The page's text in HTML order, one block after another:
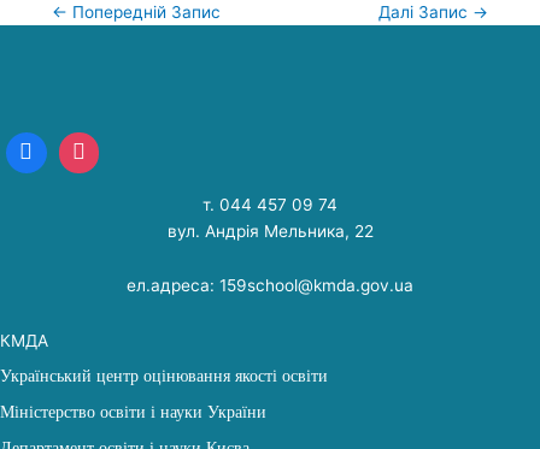
← Попередній Запис Далі Запис →
т. 044 457 09 74
вул. Андрія Мельника, 22
ел.адреса: 159school@kmda.gov.ua
КМДА
Український центр оцінювання якості освіти
Міністерство освіти і науки України